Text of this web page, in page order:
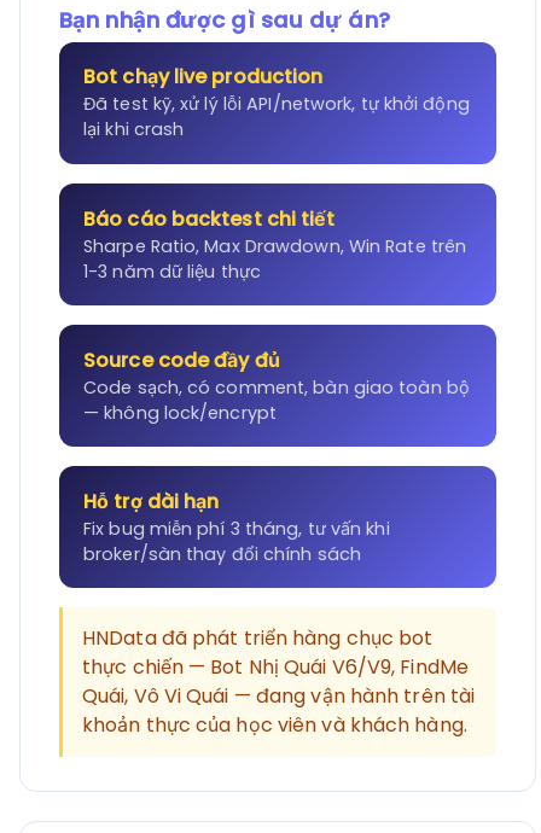
Bạn nhận được gì sau dự án?
Bot chạy live production
Đã test kỹ, xử lý lỗi API/network, tự khởi động
lại khi crash
Báo cáo backtest chi tiết
Sharpe Ratio, Max Drawdown, Win Rate trên
1-3 năm dữ liệu thực
Source code đầy đủ
Code sạch, có comment, bàn giao toàn bộ
— không lock/encrypt
Hỗ trợ dài hạn
Fix bug miễn phí 3 tháng, tư vấn khi
broker/sàn thay đổi chính sách
HNData đã phát triển hàng chục bot
thực chiến — Bot Nhị Quái V6/V9, FindMe
Quái, Vô Vi Quái — đang vận hành trên tài
khoản thực của học viên và khách hàng.